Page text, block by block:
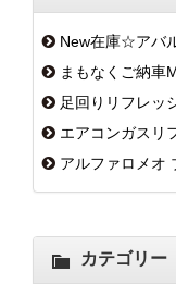
New在庫☆アバ
まもなくご納車
足回りリフレ
エアコンガスリ
アルファロメオ
カテゴリー